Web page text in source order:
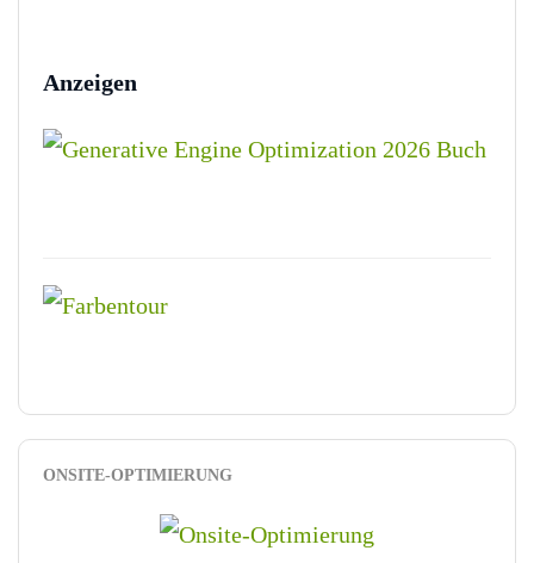
Anzeigen
ONSITE-OPTIMIERUNG